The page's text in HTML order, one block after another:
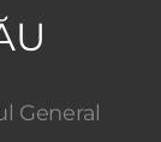
General